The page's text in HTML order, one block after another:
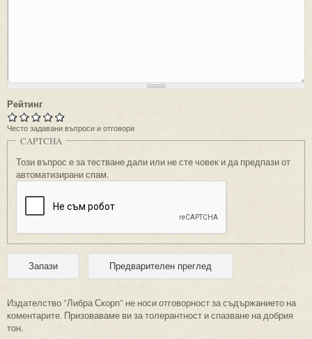
Рейтинг
Често задавани въпроси и отговори
CAPTCHA
Този въпрос е за тестване дали или не сте човек и да предпази от
автоматизирани спам.
Издателство "Либра Скорп" не носи отговорност за съдържанието на
коментарите. Призоваваме ви за толерантност и спазване на добрия
тон.